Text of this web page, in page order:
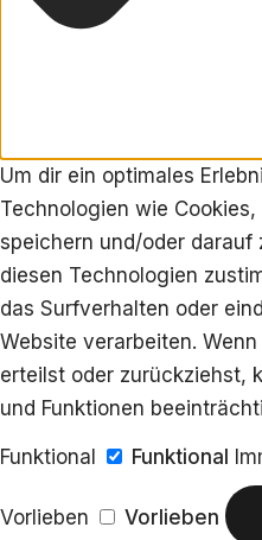
Um dir ein optimales
Technologien wie
speichern und/oder darauf
diesen Technologien
das Surfverhalten oder
Website verarbeiten.
erteilst oder zurückziehst,
und Funktionen
Funktional Funktional
Vorlieben Vorlieben